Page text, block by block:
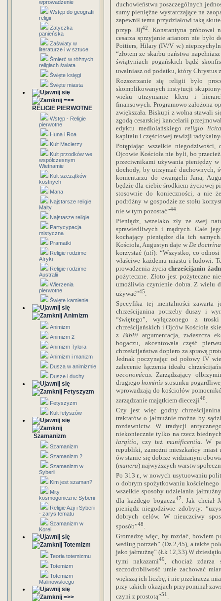
wprowadzenie
Wstęp do geografii
religii
Zatyczka
panieńska
Zaświaty w
literaturze i w sztuce
Śmierć w różnych
religiach świata
Święte księgi
Święte miasta
=>>
RELIGIE PIERWOTNE
Wstęp - Religie
pierwotne
Huna i Roa
Kult Macierzy
Kult przodków we
współczesnym
Wietnamie
Kult szczątków
kostnych
Mana
Najstarsze religie
Malty
Najstasze religie
Partycypacja
mistyczna
Pramatki
Religie rodzime
Afryki
Religie rodzime
Australii
Wierzenia
pierwotne
Święte kamienie
Animizm
Animizm
Animizm 2
Animizm Tylora
Animizm i manizm
Dusza w animizmie
Dusze i duchy
Fetyszyzm
Fetyszyzm
Kult fetyszów
Szamanizm
Szamanizm
Szamanizm 2
Szamanizm w
Syberii
Kim jest szaman?
Mity
kosmogoniczne Syberii
Religie Azji i Syberii
- zarys tematu
Szamanizm w
Korei
Totemizm
Teoria totemizmu
Totemizm
Totemizm
Malinowskiego
=>>
duchowieństwu poszczególnych
sumy pieniężne wystarczające na
zapewnił temu przydziałowi taką
przyp. JI)42
. Konstantyna próbował
cesarza sprzyjanie arianom nie było
Poitiers, Hilary (IV/V w.)
“złotem ze skarbu państwa
świątyniach pogańskich bądź
uwalniasz od podatku, który Chrystus
Rozszerzanie się religii było
skomplikowanych instytucji
wieku utrzymanie kleru i
finansowych. Programowo założona
zwiększała. Biskupi z wolna stawali
zgodą cesarskiej kancelarii
edyktu mediolańskiego religio
kapitału i częściowej rewizji
Potępiając wszelkie niegodziwości,
Ojcowie Kościoła nie byli, bo
przeciwnikami używania pieniędzy w
dochody, by utrzymać duchownych,
komentarzu do ewangelii Jana,
będzie dla ciebie środkiem życiowej
stosownie do konieczności, a nie
podróżny w gospodzie ze stołu
nie w tym pozostać”44
Pieniądz, wszelako zły ze swej
sprawiedliwych i mądrych. Całe
kochający pieniądze dla ich
Kościoła, Augustyn daje w De
korzystać (uti): “Wszystko, co
właściwe każdemu miastu i ludowi.
prowadzenia życiachrześcijanin
pożyteczne. Złoto jest pożyteczne
umożliwia czynienie dobra. Z wielu
używać”45.
Specyfika tej mentalności
chrześcijanina potrzeby duszy i
“świętego”, wyłączonego z
chrześcijańskich i Ojców Kościoła
z Biblii argumentacja, zwłaszcza
bogaczu, akcentowała część
chrześcijaństwa dopiero za sprawą
Jednak poczynając od połowy IV
zalecenie łączenia ideału
oeconomicus. Zarządzający
drugiegohominis stosunku
wprowadzają do kościołów
zarządzanie majątkiem diecezji46
Czy jest więc godny
traktatów o jałmużnie można by
rozdawnictw. W tradycji
niekoniecznie tylko na rzecz
largitio , czy też munificentia . W
republiki, zamożni mieszkańcy miast
ów stanie się dobrze widzianym
(munera) najwyższych warstw
Po 313 r., w nowych usytuowaniu
o dobrym spożytkowaniu
wszelkie sposoby udzielania
dla każdego bogacza47. Jak chciał
pieniądz niegodziwie zdobyty:
dobrych celów. W nieuczciwy
sposób”48
Gromadzę więc, by rozdać, bowiem
według potrzeb” (Dz 2,45), a także
jako jałmużnę” (Łk 12,33).W
tymi nakazami49
, chociaż zdarza
szczodrobliwość umie zachować
większą ich liczbę, i nie przekracza
przy takich okazjach przypominał
czyni z prostotą”51